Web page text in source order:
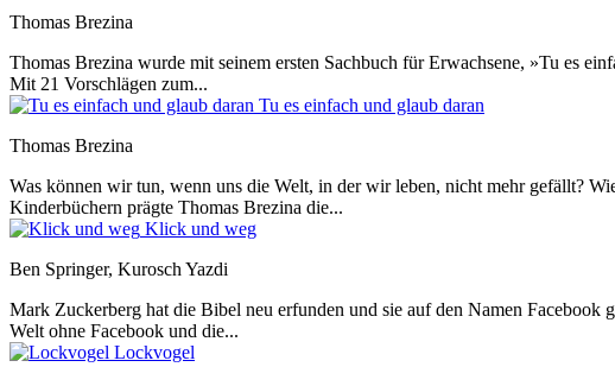
Thomas Brezina
Thomas Brezina wurde mit seinem ersten Sachbuch für Erwachsene, »Tu es
Mit 21 Vorschlägen zum...
Tu es einfach und glaub daran
Thomas Brezina
Was können wir tun, wenn uns die Welt, in der wir leben, nicht mehr gefällt?
Kinderbüchern prägte Thomas Brezina die...
Klick und weg
Ben Springer, Kurosch Yazdi
Mark Zuckerberg hat die Bibel neu erfunden und sie auf den Namen
Welt ohne Facebook und die...
Lockvogel